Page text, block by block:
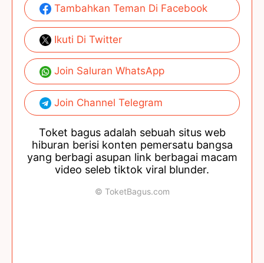
Tambahkan Teman Di Facebook
Ikuti Di Twitter
Join Saluran WhatsApp
Join Channel Telegram
Toket bagus adalah sebuah situs web
hiburan berisi konten pemersatu bangsa
yang berbagi asupan link berbagai macam
video seleb tiktok viral blunder.
© ToketBagus.com